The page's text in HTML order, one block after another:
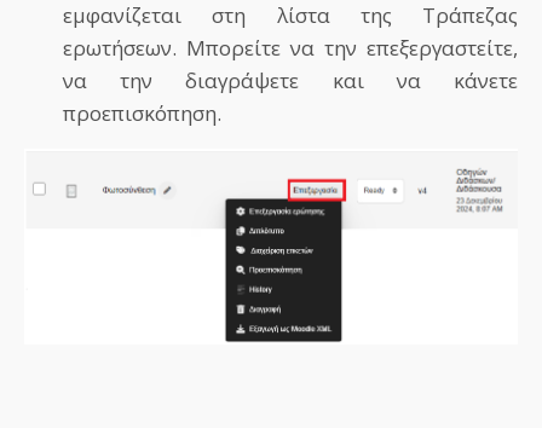
εμφανίζεται στη λίστα της Τράπεζας
ερωτήσεων. Μπορείτε να την επεξεργαστείτε,
να την διαγράψετε και να κάνετε
προεπισκόπηση.